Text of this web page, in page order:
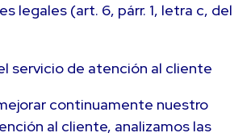
legales (art. 6, párr. 1, letra c, del
servicio de atención al cliente
continuamente nuestro
al cliente, analizamos las